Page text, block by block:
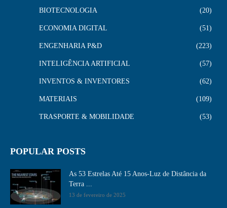
BIOTECNOLOGIA 20
ECONOMIA DIGITAL 51
ENGENHARIA P&D 223
INTELIGÊNCIA ARTIFICIAL 57
INVENTOS & INVENTORES 62
MATERIAIS 109
TRASPORTE & MOBILIDADE 53
POPULAR POSTS
As 53 Estrelas Até 15 Anos-Luz de Distância da
Terra ...
13 de fevereiro de 2025